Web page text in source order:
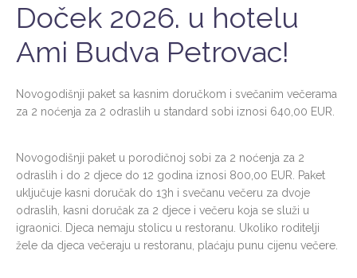
Doček 2026. u hotelu
Ami Budva Petrovac!
Novogodišnji paket sa kasnim doručkom i svečanim večerama
za 2 noćenja za 2 odraslih u standard sobi iznosi 640,00 EUR.
Novogodišnji paket u porodičnoj sobi za 2 noćenja za 2
odraslih i do 2 djece do 12 godina iznosi 800,00 EUR. Paket
uključuje kasni doručak do 13h i svečanu večeru za dvoje
odraslih, kasni doručak za 2 djece i večeru koja se služi u
igraonici. Djeca nemaju stolicu u restoranu. Ukoliko roditelji
žele da djeca večeraju u restoranu, plaćaju punu cijenu večere.